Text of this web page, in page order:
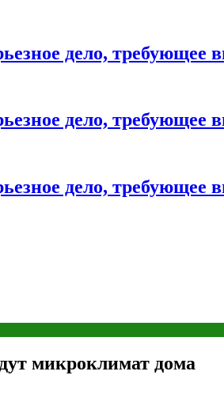
дело, требующее
дело, требующее
дело, требующее
микроклимат дома